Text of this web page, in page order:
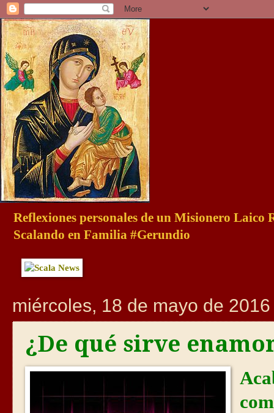
Reflexiones personales de un Misionero Laico
Scalando en Familia #Gerundio
miércoles, 18 de mayo de 2016
¿De qué sirve